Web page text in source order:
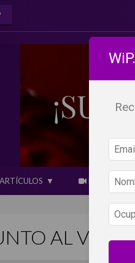
ARTÍCULOS BEBER X
AL